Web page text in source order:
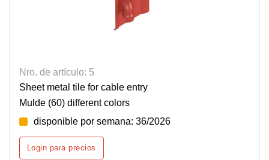
Nro. de artículo: 5
Sheet metal tile for cable entry
Mulde (60) different colors
disponible por semana: 36/2026
Login para precios